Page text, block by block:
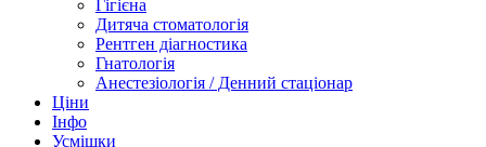
Гігієна
Дитяча стоматологія
Рентген діагностика
Гнатологія
Анестезіологія / Денний стаціонар
Ціни
Інфо
Усмішки